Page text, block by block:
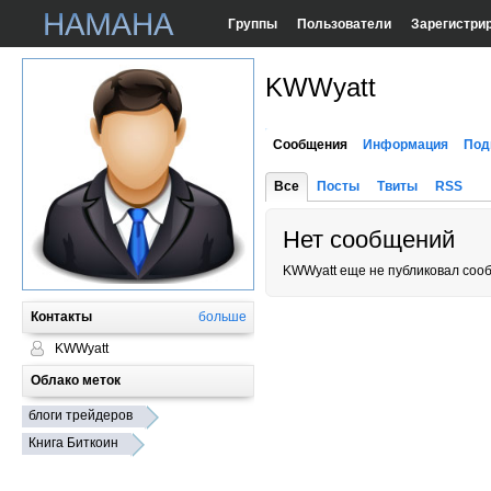
Группы Пользователи
Контакты больше
KWWyatt
Облако меток
блоги трейдеров
Книга Биткоин
KWWyatt
Сообщения Информация
Все Посты Твиты RSS
Нет сообщений
KWWyatt еще не публиковал